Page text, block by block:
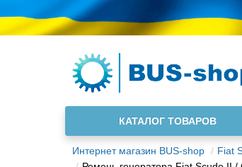
КАТАЛОГ ТОВАРОВ
Интернет магазин BUS-shop
Fiat